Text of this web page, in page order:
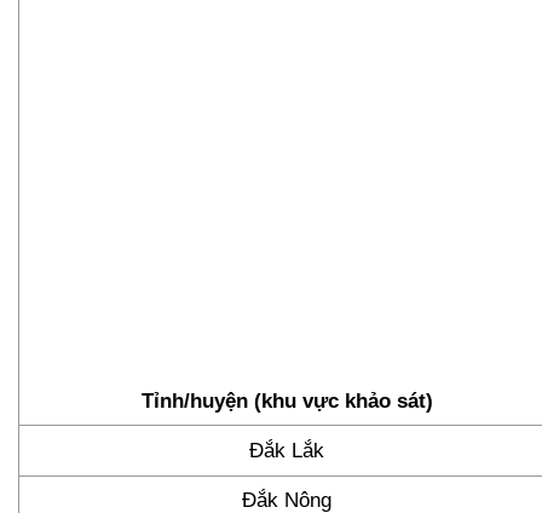
Tỉnh/huyện (khu vực khảo sát)
Đắk Lắk
Đắk Nông